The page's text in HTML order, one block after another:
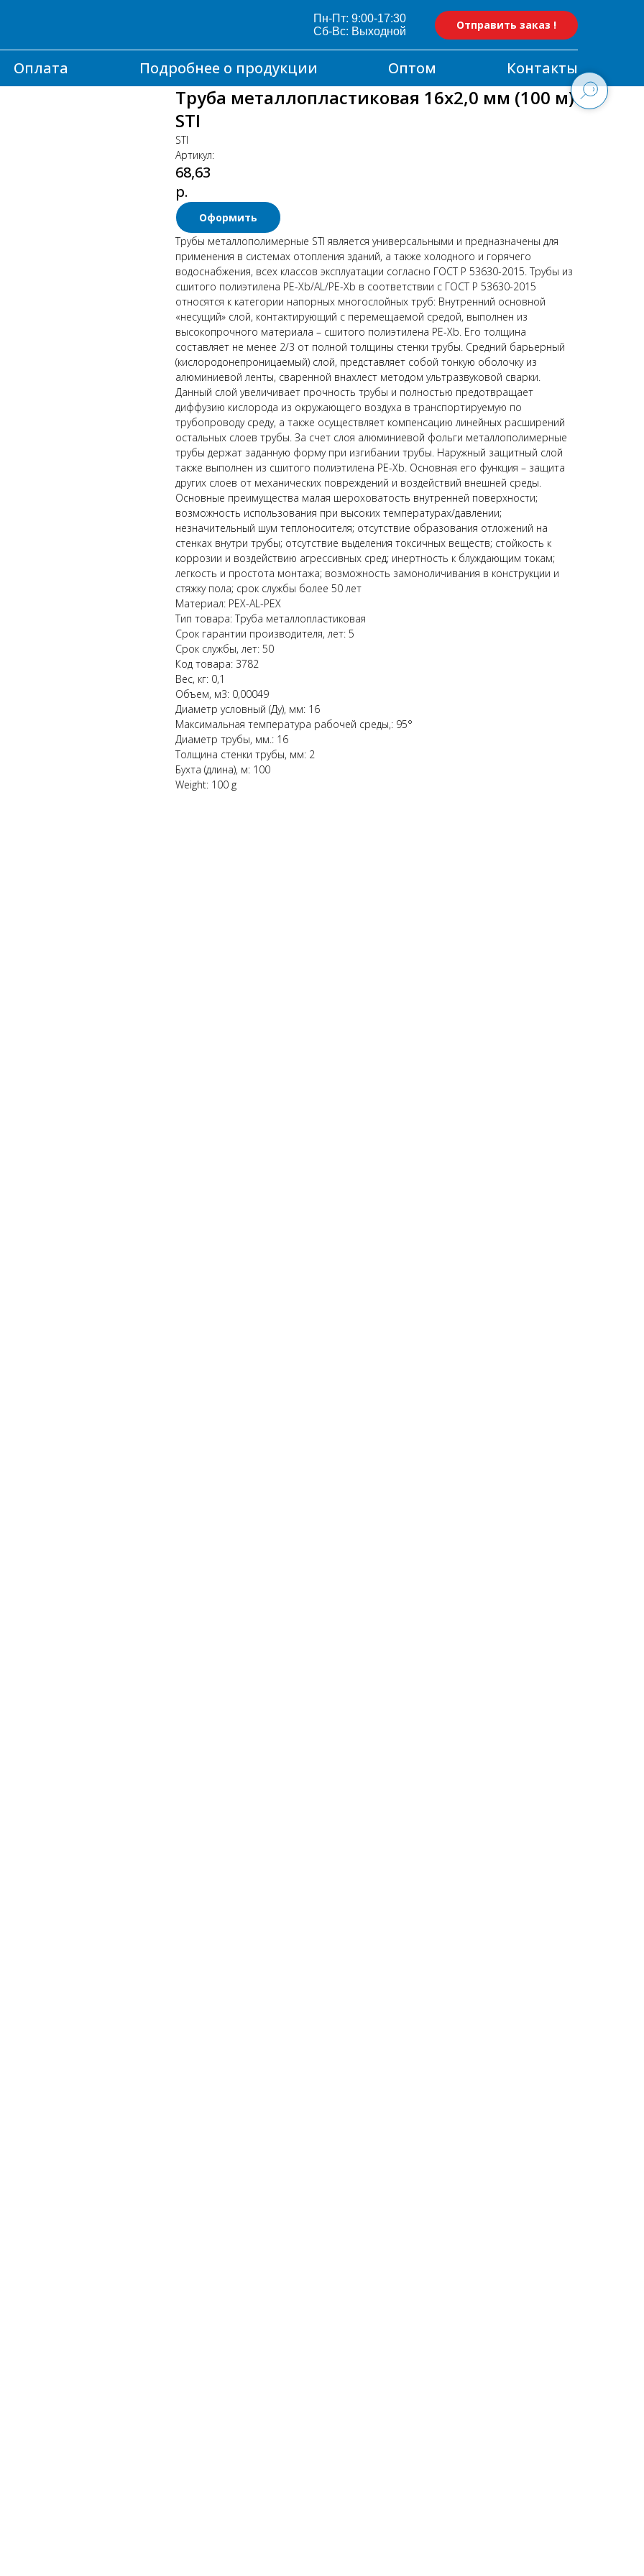
Пн-Пт: 9:00-17:30
Сб-Вс: Выходной
Отправить заказ !
Оплата Подробнее о продукции Оптом Контакты
Труба металлопластиковая 16x2,0 мм (100 м)
STI
STI
Артикул:
68,63
р.
Оформить
Трубы металлополимерные STI является универсальными и предназначены для
применения в системах отопления зданий, а также холодного и горячего
водоснабжения, всех классов эксплуатации согласно ГОСТ P 53630-2015. Трубы из
сшитого полиэтилена PE-Xb/AL/PE-Xb в соответствии с ГОСТ P 53630-2015
относятся к категории напорных многослойных труб: Внутренний основной
«несущий» слой, контактирующий с перемещаемой средой, выполнен из
высокопрочного материала – сшитого полиэтилена PE-Xb. Его толщина
составляет не менее 2/3 от полной толщины стенки трубы. Средний барьерный
(кислородонепроницаемый) слой, представляет собой тонкую оболочку из
алюминиевой ленты, сваренной внахлест методом ультразвуковой сварки.
Данный слой увеличивает прочность трубы и полностью предотвращает
диффузию кислорода из окружающего воздуха в транспортируемую по
трубопроводу среду, а также осуществляет компенсацию линейных расширений
остальных слоев трубы. За счет слоя алюминиевой фольги металлополимерные
трубы держат заданную форму при изгибании трубы. Наружный защитный слой
также выполнен из сшитого полиэтилена PE-Xb. Основная его функция – защита
других слоев от механических повреждений и воздействий внешней среды.
Основные преимущества малая шероховатость внутренней поверхности;
возможность использования при высоких температурах/давлении;
незначительный шум теплоносителя; отсутствие образования отложений на
стенках внутри трубы; отсутствие выделения токсичных веществ; стойкость к
коррозии и воздействию агрессивных сред; инертность к блуждающим токам;
легкость и простота монтажа; возможность замоноличивания в конструкции и
стяжку пола; срок службы более 50 лет
Материал: PEX-AL-PEX
Тип товара: Труба металлопластиковая
Срок гарантии производителя, лет: 5
Срок службы, лет: 50
Код товара: 3782
Вес, кг: 0,1
Объем, м3: 0,00049
Диаметр условный (Ду), мм: 16
Максимальная температура рабочей среды,: 95°
Диаметр трубы, мм.: 16
Толщина стенки трубы, мм: 2
Бухта (длина), м: 100
Weight: 100 g